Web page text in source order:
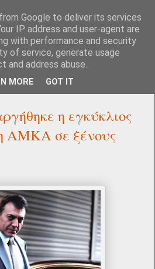
η εγκύκλιος
ΑΜΚΑ σε ξένους
Google to deliver its services
IP address and user-agent are
with performance and security
of service, generate usage
address abuse.
MORE GOT IT